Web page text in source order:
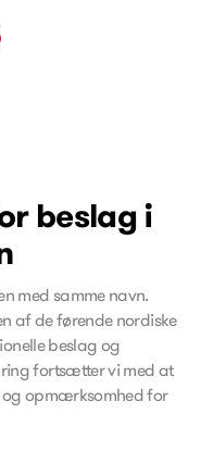
beslag i
med samme navn.
af de førende nordiske
beslag og
fortsætter vi med at
og opmærksomhed for